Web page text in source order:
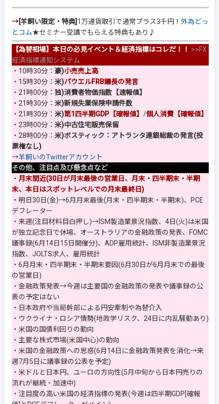
→[羊飼い限定・特典] 1万通貨取引で通常プラス3千円！ 外為どっ
とコム★セミナー受講でもらえる特典もあり♪
【為替相場】本日の必見イベント＆経済指標はコレだ！！ >>FX
経済指標通知システム
・10時30分： 豪)小売売上高
・15時30分： 米)パウエルFRB議長の発言
・21時00分： 独)消費者物価指数【速報値】
・21時30分： 米)新規失業保険申請件数
・21時30分： 米)第1四半期GDP【確報値】 /個人消費【確報値】
・23時00分： 米)中古住宅販売保留
・28時00分： 米)ボスティック：アトランタ連銀総裁の発言(投
票権なし)
→羊飼いのTwitterアカウント
その他、注目点及び懸念点など
・ 月末間近(30日が月末最後の営業日、月末・四半期末・半期
末、本日はスポットレベルでの月末最終日)
・明日30日(金)→6月月末最後(月末・四半期末・半期末)、PCE
デフレーター
・来週(注目材料目白押し)→ISM製造業景況指数、4日(火)は米国
が独立記念日で休場、オーストラリアの金融政策の発表、FOMC
議事録(6月14日15日開催分)、ADP雇用統計、ISM非製造業景況
指数、JOLTS求人、雇用統計
・6月月末・四半期末・半期末要因(6月30日が6月月末での最後
の営業日)
・金融政策発表→今週は主要国の金融政策の発表や議事録の公
表の予定はない
・日本政府や当局幹部による円安牽制や為替介入
・ウクライナ・ロシア情勢(地政学リスク、24日に内乱騒動あり)
・米国の国債利回りの動向
・主要な株式市場(米国中心)の動向
・米国の金融政策への思惑(6月14日に金融政策発表を消化→来
週7月5日に議事録の公表を予定)
・米ドルと日本円、ユーロの方向性(5月中旬から日本円売りの
流れが継続・加速中)
・注目度の高い米国の経済指標の発表(今週は四半期GDP[確報